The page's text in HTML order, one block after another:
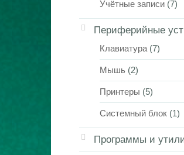
Учётные записи (7)
Периферийные
Клавиатура (7)
Мышь (2)
Принтеры (5)
Системный блок (1)
Программы и